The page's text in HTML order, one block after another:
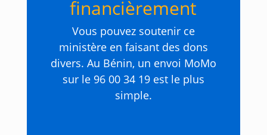
financièrement
Vous pouvez soutenir ce
ministère en faisant des dons
divers. Au Bénin, un envoi MoMo
sur le 96 00 34 19 est le plus
simple.